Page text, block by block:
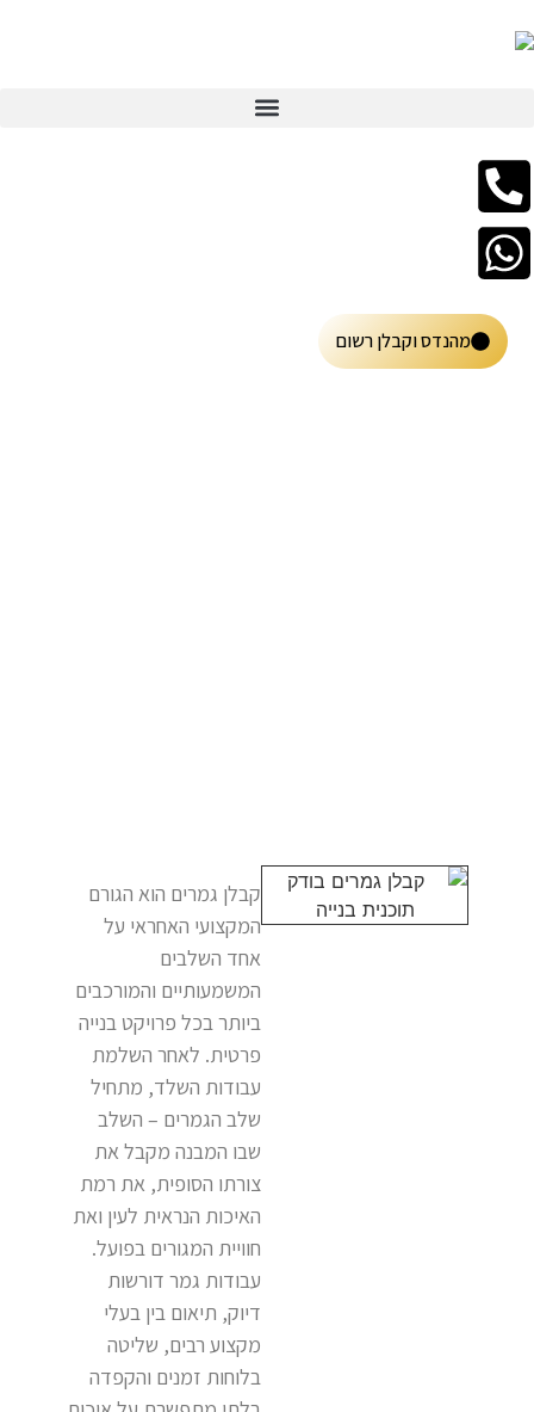
מהנדס וקבלן רשום
קבלן גמרים הוא הגורם
המקצועי האחראי על
אחד השלבים
המשמעותיים והמורכבים
ביותר בכל פרויקט בנייה
פרטית. לאחר השלמת
עבודות השלד, מתחיל
שלב הגמרים – השלב
שבו המבנה מקבל את
צורתו הסופית, את רמת
האיכות הנראית לעין ואת
חוויית המגורים בפועל.
עבודות גמר דורשות
דיוק, תיאום בין בעלי
מקצוע רבים, שליטה
בלוחות זמנים והקפדה